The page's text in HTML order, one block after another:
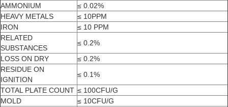
AMMONIUM
≤ 0.02%
HEAVY METALS
≤ 10PPM
IRON
≤ 10 PPM
RELATED
SUBSTANCES
≤ 0.2%
LOSS ON DRY
≤ 0.2%
RESIDUE ON
IGNITION
≤ 0.1%
TOTAL PLATE COUNT ≤ 100CFU/G
MOLD
≤ 10CFU/G